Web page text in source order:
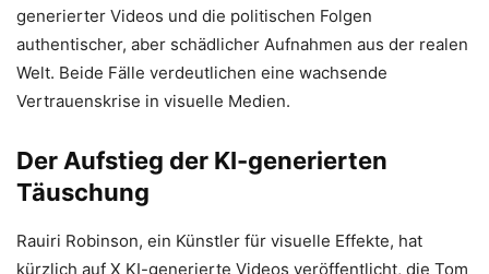
generierter Videos und die politischen Folgen
authentischer, aber schädlicher Aufnahmen aus der realen
Welt. Beide Fälle verdeutlichen eine wachsende
Vertrauenskrise in visuelle Medien.
Der Aufstieg der KI-generierten
Täuschung
Rauiri Robinson, ein Künstler für visuelle Effekte, hat
kürzlich auf X KI-generierte Videos veröffentlicht, die Tom